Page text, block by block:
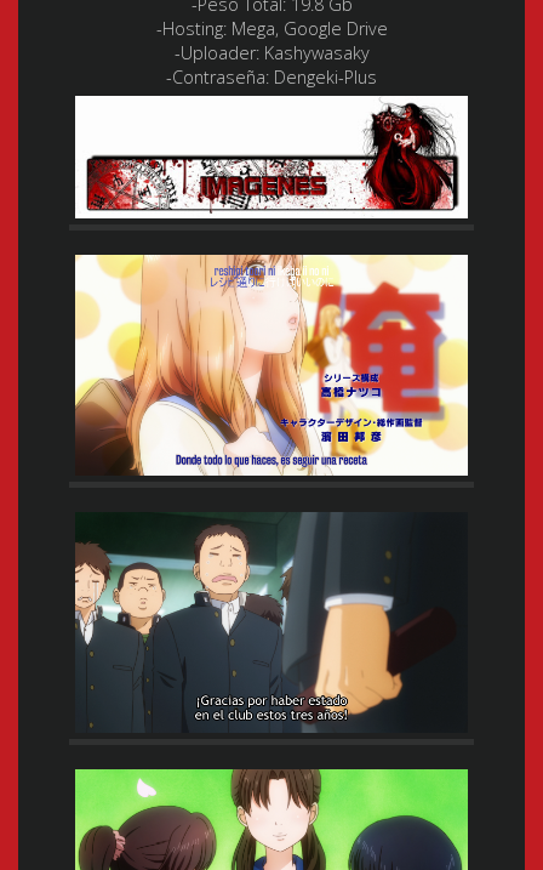
-Hosting: Mega, Google Drive
-Uploader: Kashywasaky
-Contraseña: Dengeki-Plus